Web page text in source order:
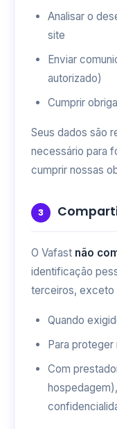
Analisar o
site
Enviar
autorizado)
Cumprir
Seus dados são
necessário para
cumprir nossas
3
O Vafast não
identificação
terceiros, exceto
Quando
Para
Com